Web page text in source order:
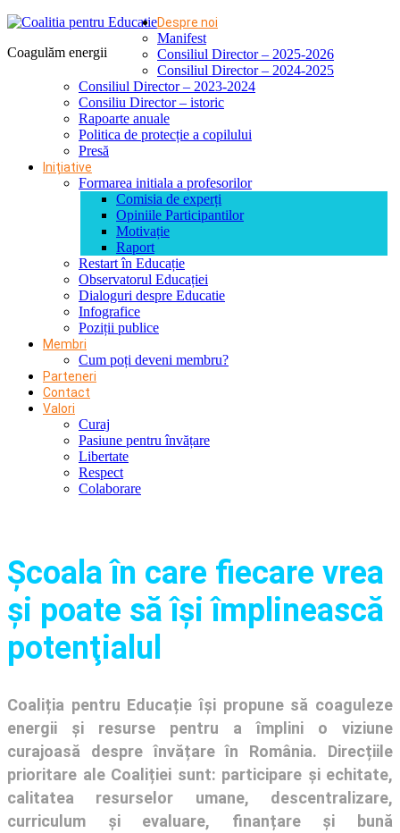
Coagulăm energii
Despre noi
Manifest
Consiliul Director – 2025-2026
Consiliul Director – 2024-2025
Consiliul Director – 2023-2024
Consiliu Director – istoric
Rapoarte anuale
Politica de protecție a copilului
Presă
Inițiative
Formarea initiala a profesorilor
Comisia de experți
Opiniile Participantilor
Motivație
Raport
Restart în Educație
Observatorul Educației
Dialoguri despre Educatie
Infografice
Poziții publice
Membri
Cum poți deveni membru?
Parteneri
Contact
Valori
Curaj
Pasiune pentru învățare
Libertate
Respect
Colaborare
Şcoala în care fiecare vrea
și poate să își împlinească
potenţialul
Coaliția pentru Educație își propune să coaguleze
energii și resurse pentru a împlini o viziune
curajoasă despre învățare în România. Direcțiile
prioritare ale Coaliției sunt: participare și echitate,
calitatea resurselor umane, descentralizare,
curriculum și evaluare, finanțare și bună